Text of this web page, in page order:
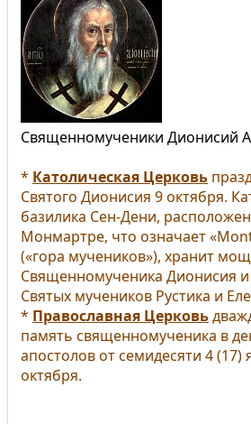
Священномученики Дионисий
* Католическая Церковь
Святого Дионисия 9 октября.
базилика Сен-Дени,
Монмартре, что означает
(«гора мучеников»), хранит
Священномученика Дионисия
Святых мучеников Рустика и
* Православная Церковь
память священномученика в
апостолов от семидесяти 4 (17)
октября.